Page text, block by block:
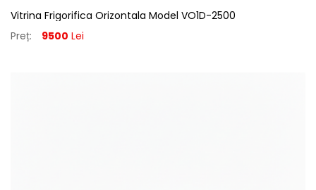
Vitrina Frigorifica Orizontala Model VO1D-2500
Preț:
9500 Lei